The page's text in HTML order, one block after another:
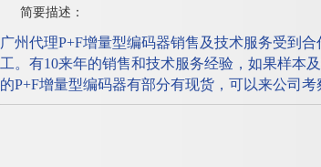
简要描述：
广州代理P+F增量型编码器销售及技术服务受到
工。有10来年的销售和技术服务经验，如果样本
的P+F增量型编码器有部分有现货，可以来公司考